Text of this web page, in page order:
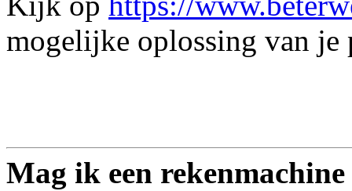
mogelijke oplossing van je
Mag ik een